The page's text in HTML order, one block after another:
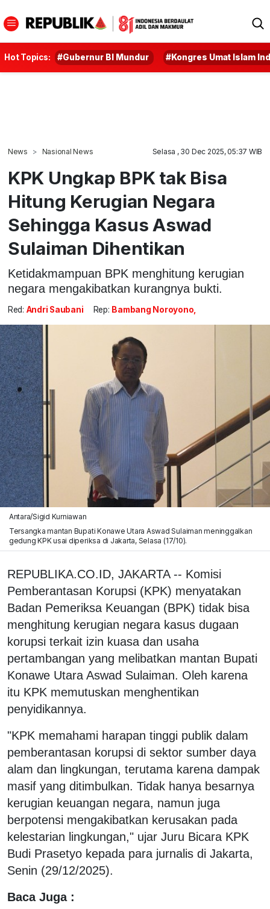
Hot Topics: #Gubernur BI Mundur #Kongres Umat Islam
News Nasional News Selasa , 30 Dec 2025, 05:37 WIB
KPK Ungkap BPK tak Bisa
Hitung Kerugian Negara
Sehingga Kasus Aswad
Sulaiman Dihentikan
Ketidakmampuan BPK menghitung kerugian
negara mengakibatkan kurangnya bukti.
Red: Andri Saubani Rep: Bambang Noroyono,
Antara/Sigid Kurniawan
Tersangka mantan Bupati Konawe Utara Aswad Sulaiman meninggalkan
gedung KPK usai diperiksa di Jakarta, Selasa (17/10).
REPUBLIKA.CO.ID, JAKARTA -- Komisi
Pemberantasan Korupsi (KPK) menyatakan
Badan Pemeriksa Keuangan (BPK) tidak bisa
menghitung kerugian negara kasus dugaan
korupsi terkait izin kuasa dan usaha
pertambangan yang melibatkan mantan Bupati
Konawe Utara Aswad Sulaiman. Oleh karena
itu KPK memutuskan menghentikan
penyidikannya.
"KPK memahami harapan tinggi publik dalam
pemberantasan korupsi di sektor sumber daya
alam dan lingkungan, terutama karena dampak
masif yang ditimbulkan. Tidak hanya besarnya
kerugian keuangan negara, namun juga
berpotensi mengakibatkan kerusakan pada
kelestarian lingkungan," ujar Juru Bicara KPK
Budi Prasetyo kepada para jurnalis di Jakarta,
Senin (29/12/2025).
Baca Juga :